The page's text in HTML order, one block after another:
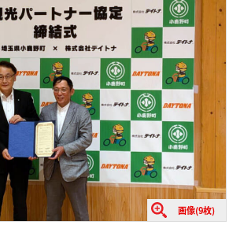
画像(9枚)